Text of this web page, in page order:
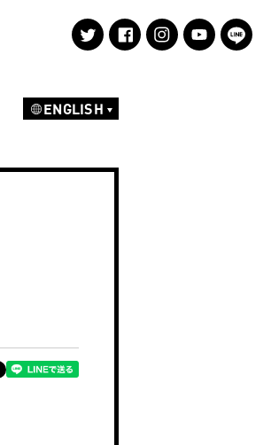
ENGLISH